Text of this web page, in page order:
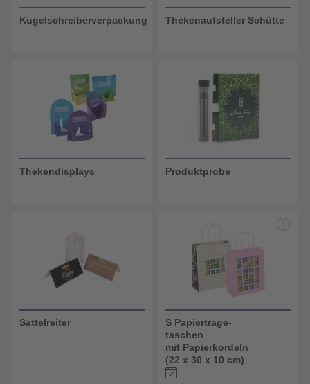
Kugelschreiberverpackung Thekenaufsteller Schütte
Thekendisplays Produktprobe
Sattelreiter
S Papiertrage-
taschen
mit Papierkordeln
(22 x 30 x 10 cm)